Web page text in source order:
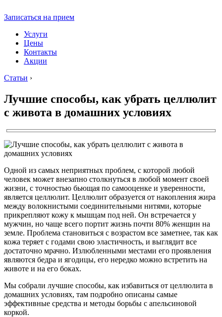
Записаться на прием
Услуги
Цены
Контакты
Акции
Статьи ›
Лучшие способы, как убрать целлюлит
с живота в домашних условиях
Одной из самых неприятных проблем, с которой любой
человек может внезапно столкнуться в любой момент своей
жизни, с точностью бьющая по самооценке и уверенности,
является целлюлит. Целлюлит образуется от накопления жира
между волокнистыми соединительными нитями, которые
прикрепляют кожу к мышцам под ней. Он встречается у
мужчин, но чаще всего портит жизнь почти 80% женщин на
земле. Проблема становиться с возрастом все заметнее, так как
кожа теряет с годами свою эластичность, и выглядит все
достаточно мрачно. Излюбленными местами его проявления
являются бедра и ягодицы, его нередко можно встретить на
животе и на его боках.
Мы собрали лучшие способы, как избавиться от целлюлита в
домашних условиях, там подробно описаны самые
эффективные средства и методы борьбы с апельсиновой
коркой.